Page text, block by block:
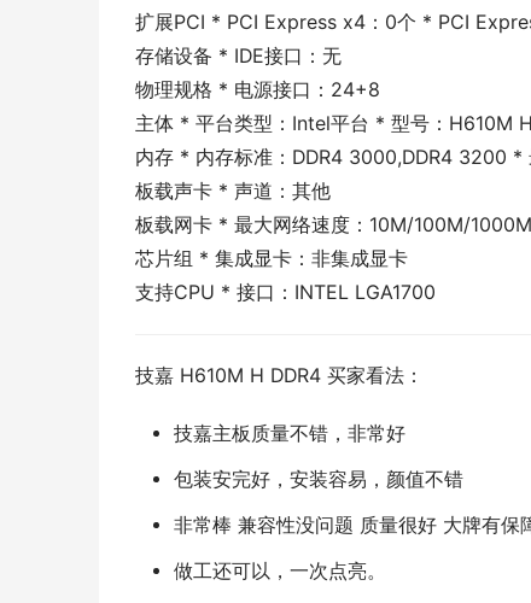
扩展PCI * PCI Express x4：0个 * PCI
存储设备 * IDE接口：无
物理规格 * 电源接口：24+8
主体 * 平台类型：Intel平台 * 型号：H610M
内存 * 内存标准：DDR4 3000,DDR4 3200 *
板载声卡 * 声道：其他
板载网卡 * 最大网络速度：10M/100M/1000M
芯片组 * 集成显卡：非集成显卡
支持CPU * 接口：INTEL LGA1700
技嘉 H610M H DDR4 买家看法：
技嘉主板质量不错，非常好
包装安完好，安装容易，颜值不错
非常棒 兼容性没问题 质量很好 大牌有
做工还可以，一次点亮。